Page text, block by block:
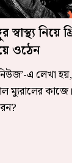
স্বাস্থ্য নিয়ে
ওঠেন
এ লেখা হয়,
ম্যুরালের